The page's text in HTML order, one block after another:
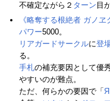
不確定ながら２ ターン 目
《略奪する根絶者 ガノヱ
パワー5000。
リアガードサークルに登
る。
手札の補充要因として優
やすいのが難点。
ただ、何らかの要因で「 Я